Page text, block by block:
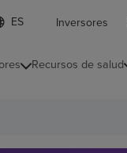
Inversores
Recursos de salud